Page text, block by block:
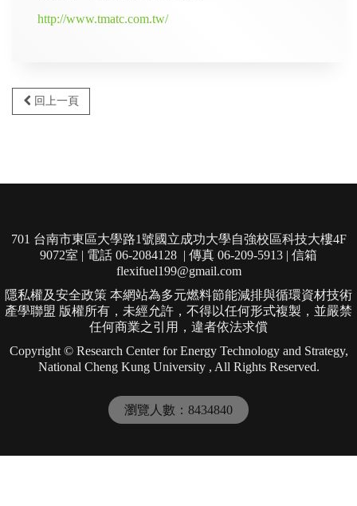
http://www.tmatc.com.tw/
回上一頁
701 台南市東區大學路1號國立成功大學自強校區科技大樓4F
9072室 | 電話 06-2084128 | 傳真 06-209-5913 | 信箱
flexifuel199@gmail.com
隱私權及安全政策 本網站為多元燃料節能減排與循環資材技術
產學聯盟 版權所有，未經允許，不得以任何形式複製，並嚴禁
任何商業之引用，違者依法求償
Copyright © Research Center for Energy Technology and Strategy,
National Cheng Kung University , All Rights Reserved.
瀏覽人數：8434840